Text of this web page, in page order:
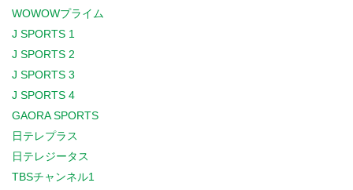
WOWOWプライム
J SPORTS 1
J SPORTS 2
J SPORTS 3
J SPORTS 4
GAORA SPORTS
日テレプラス
日テレジータス
TBSチャンネル1